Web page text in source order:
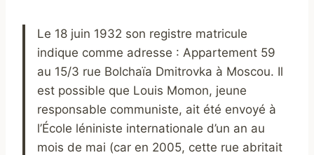
Le 18 juin 1932 son registre matricule
indique comme adresse : Appartement 59
au 15/3 rue Bolchaïa Dmitrovka à Moscou. Il
est possible que Louis Momon, jeune
responsable communiste, ait été envoyé à
l’École léniniste internationale d’un an au
mois de mai (car en 2005, cette rue abritait